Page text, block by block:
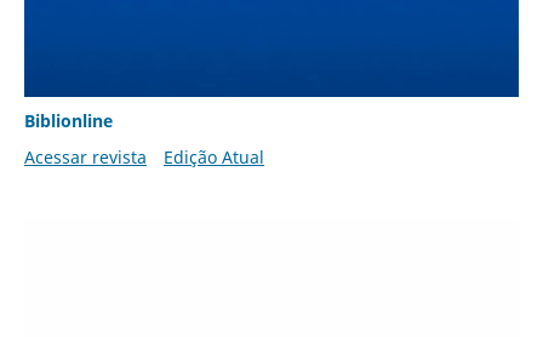
Biblionline
Acessar revista
Edição Atual